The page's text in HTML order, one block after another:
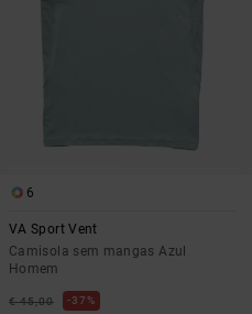
6
VA Sport Vent
Camisola sem mangas Azul
Homem
€ 45,00 37%